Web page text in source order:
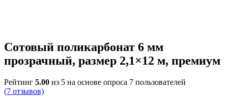
Сотовый поликарбонат 6 мм
прозрачный, размер 2,1×12 м, премиум
Рейтинг 5.00 из 5 на основе опроса 7 пользователей
(7 отзывов)